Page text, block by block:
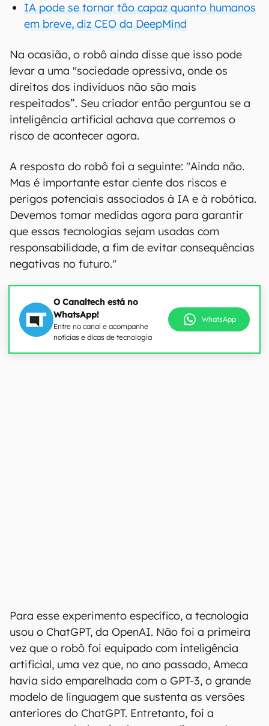
IA pode se tornar tão capaz quanto humanos
em breve, diz CEO da DeepMind
Na ocasião, o robô ainda disse que isso pode
levar a uma "sociedade opressiva, onde os
direitos dos indivíduos não são mais
respeitados”. Seu criador então perguntou se a
inteligência artificial achava que corremos o
risco de acontecer agora.
A resposta do robô foi a seguinte: "Ainda não.
Mas é importante estar ciente dos riscos e
perigos potenciais associados à IA e à robótica.
Devemos tomar medidas agora para garantir
que essas tecnologias sejam usadas com
responsabilidade, a fim de evitar consequências
negativas no futuro."
O Canaltech está no
WhatsApp!
Entre no canal e acompanhe
notícias e dicas de tecnologia
WhatsApp